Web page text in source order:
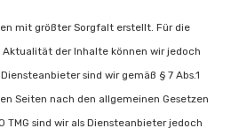
mit größter Sorgfalt erstellt. Für die
der Inhalte können wir jedoch
sind wir gemäß § 7 Abs.1
Seiten nach den allgemeinen Gesetzen
sind wir als Diensteanbieter jedoch